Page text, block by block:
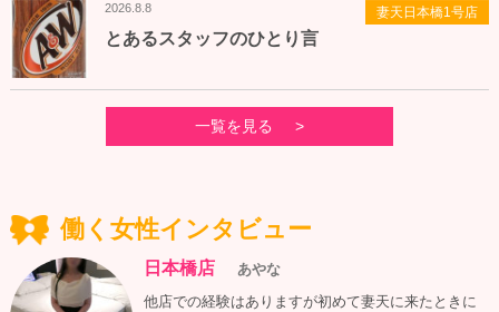
2026.8.8
とあるスタッフのひとり言
妻天日本橋1号店
一覧を見る
働く女性インタビュー
日本橋店
あやな
他店での経験はありますが初めて妻天に来たときに